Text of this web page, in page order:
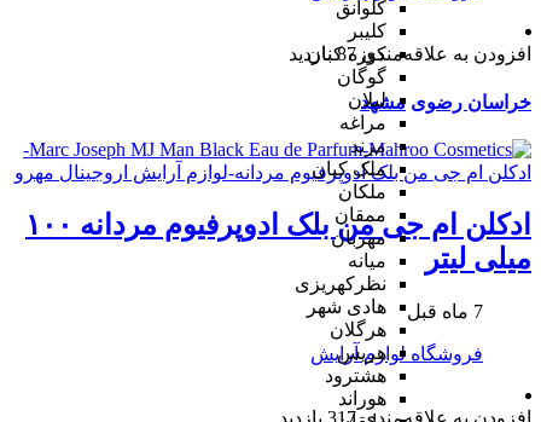
کلوانق
کلیبر
کوزه کنان
گوگان
لیلان
مراغه
مرند
ملک کیان
ملکان
ممقان
مهربان
میانه
نظرکهریزی
هادی شهر
هرگلان
هریس
هشترود
هوراند
افزودن به علاقه‌مندی 87 بازدید
خراسان رضوی مشهد
ادكلن ام جی من بلک ادوپرفیوم مردانه ۱۰۰
میلی لیتر
7 ماه قبل
فروشگاه لوازم آرایش